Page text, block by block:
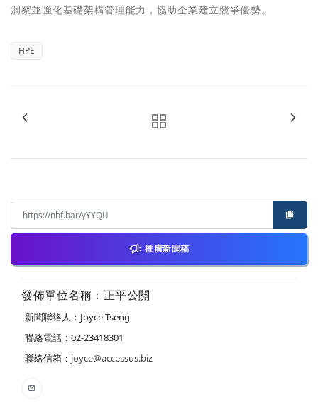
洞察並強化基礎架構管理能力，協助企業建立競爭優勢。
HPE
推廣新聞稿
發佈單位名稱：正平公關
新聞聯絡人：Joyce Tseng
聯絡電話：02-23418301
聯絡信箱： joyce@accessus.biz